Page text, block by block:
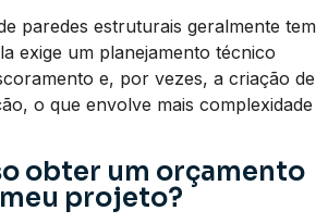
paredes estruturais geralmente tem
exige um planejamento técnico
e, por vezes, a criação de
o que envolve mais complexidade
obter um orçamento
projeto?